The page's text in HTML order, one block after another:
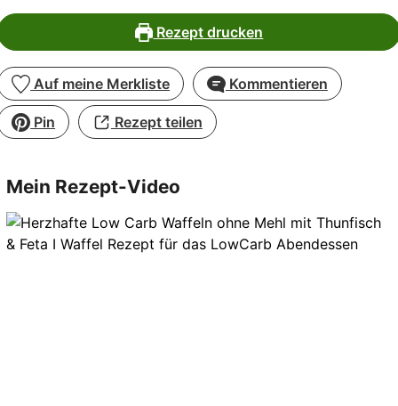
Rezept drucken
Auf meine Merkliste Kommentieren
Pin Rezept teilen
Mein Rezept-Video